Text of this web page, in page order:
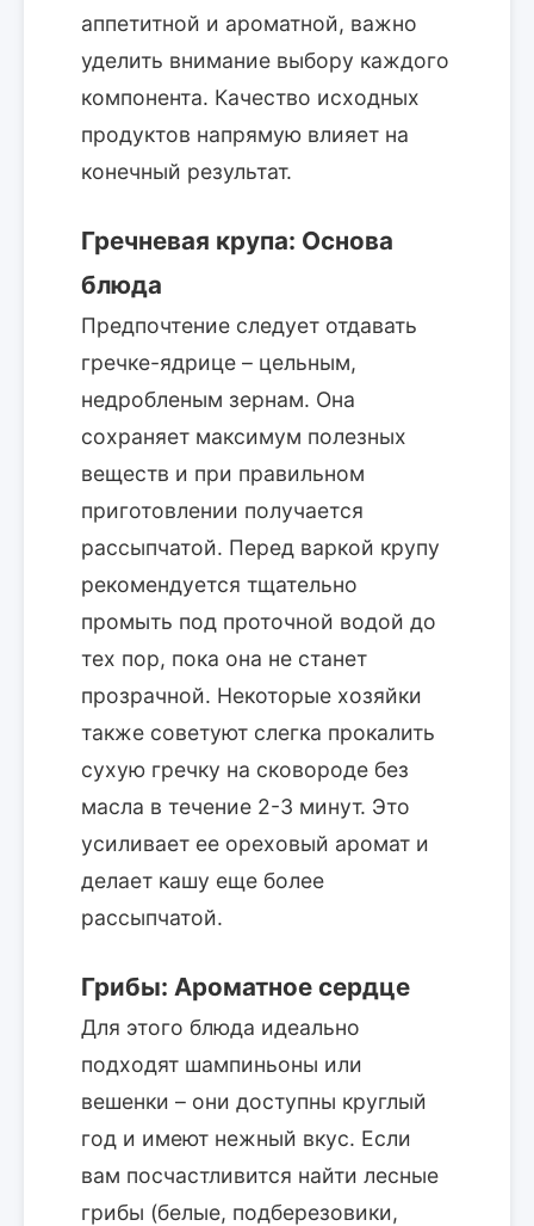
аппетитной и ароматной, важно
уделить внимание выбору каждого
компонента. Качество исходных
продуктов напрямую влияет на
конечный результат.
Гречневая крупа: Основа
блюда
Предпочтение следует отдавать
гречке-ядрице – цельным,
недробленым зернам. Она
сохраняет максимум полезных
веществ и при правильном
приготовлении получается
рассыпчатой. Перед варкой крупу
рекомендуется тщательно
промыть под проточной водой до
тех пор, пока она не станет
прозрачной. Некоторые хозяйки
также советуют слегка прокалить
сухую гречку на сковороде без
масла в течение 2-3 минут. Это
усиливает ее ореховый аромат и
делает кашу еще более
рассыпчатой.
Грибы: Ароматное сердце
Для этого блюда идеально
подходят шампиньоны или
вешенки – они доступны круглый
год и имеют нежный вкус. Если
вам посчастливится найти лесные
грибы (белые, подберезовики,